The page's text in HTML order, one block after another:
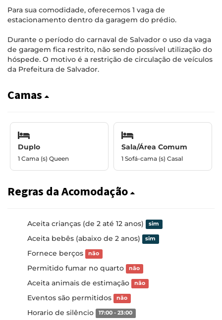
Para sua comodidade, oferecemos 1 vaga de
estacionamento dentro da garagem do prédio.
Durante o período do carnaval de Salvador o uso da vaga
de garagem fica restrito, não sendo possível utilização do
hóspede. O motivo é a restrição de circulação de veículos
da Prefeitura de Salvador.
Camas
Duplo
1 Cama (s) Queen
Sala/Área Comum
1 Sofá-cama (s) Casal
Regras da Acomodação
Aceita crianças (de 2 até 12 anos) sim
Aceita bebês (abaixo de 2 anos) sim
Fornece berços não
Permitido fumar no quarto não
Aceita animais de estimação não
Eventos são permitidos não
Horario de silêncio 17:00 - 23:00